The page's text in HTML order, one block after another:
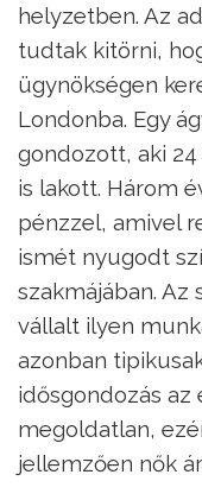
helyzetben. Az
tudtak kitörni,
ügynökségen
Londonba. Egy
gondozott, aki
is lakott. Három
pénzzel, amivel
ismét nyugodt
szakmájában. Az
vállalt ilyen
azonban
idősgondozás az
megoldatlan,
jellemzően nők